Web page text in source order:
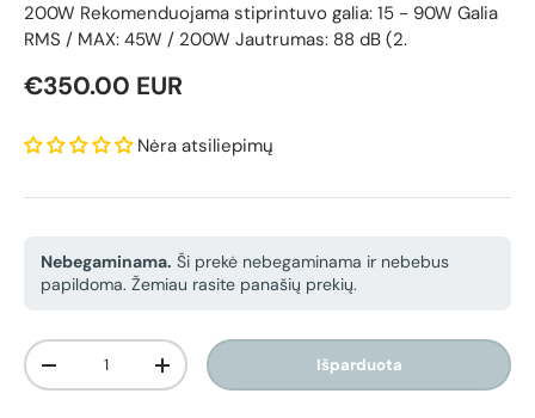
200W Rekomenduojama stiprintuvo galia: 15 - 90W Galia
RMS / MAX: 45W / 200W Jautrumas: 88 dB (2.
Reguliari kaina
€350.00 EUR
Nėra atsiliepimų
Nebegaminama. Ši prekė nebegaminama ir nebebus
papildoma. Žemiau rasite panašių prekių.
Kiekis
Sumažinti kiekįPadidinti kiekį Išparduota